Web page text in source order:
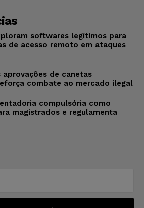
softwares legítimos para
de acesso remoto em ataques
aprovações de canetas
combate ao mercado ilegal
compulsória como
magistrados e regulamenta